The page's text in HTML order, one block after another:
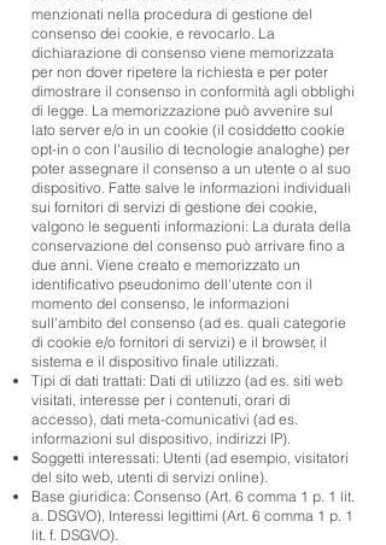
menzionati nella procedura di gestione del
consenso dei cookie, e revocarlo. La
dichiarazione di consenso viene memorizzata
per non dover ripetere la richiesta e per poter
dimostrare il consenso in conformità agli obblighi
di legge. La memorizzazione può avvenire sul
lato server e/o in un cookie (il cosiddetto cookie
opt-in o con l'ausilio di tecnologie analoghe) per
poter assegnare il consenso a un utente o al suo
dispositivo. Fatte salve le informazioni individuali
sui fornitori di servizi di gestione dei cookie,
valgono le seguenti informazioni: La durata della
conservazione del consenso può arrivare fino a
due anni. Viene creato e memorizzato un
identificativo pseudonimo dell'utente con il
momento del consenso, le informazioni
sull'ambito del consenso (ad es. quali categorie
di cookie e/o fornitori di servizi) e il browser, il
sistema e il dispositivo finale utilizzati.
Tipi di dati trattati: Dati di utilizzo (ad es. siti web
visitati, interesse per i contenuti, orari di
accesso), dati meta-comunicativi (ad es.
informazioni sul dispositivo, indirizzi IP).
Soggetti interessati: Utenti (ad esempio, visitatori
del sito web, utenti di servizi online).
Base giuridica: Consenso (Art. 6 comma 1 p. 1 lit.
a. DSGVO), Interessi legittimi (Art. 6 comma 1 p. 1
lit. f. DSGVO).